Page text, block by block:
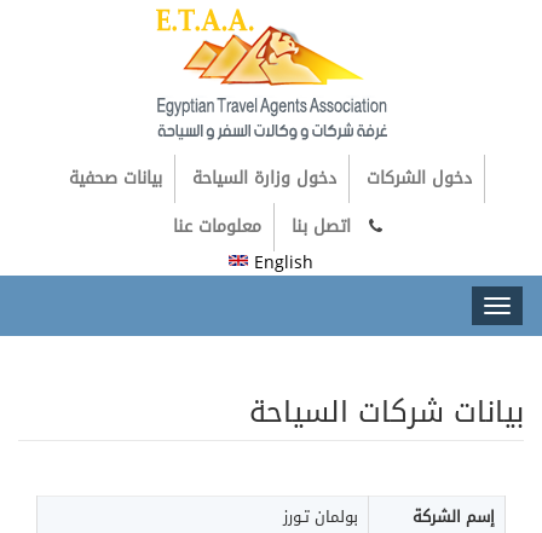
بيانات صحفية دخول وزارة السياحة
دخول الشركات
معلومات عنا
اتصل بنا
English
Toggle
بيانات شركات السياحة
إسم الشركة
بولمان تـورز